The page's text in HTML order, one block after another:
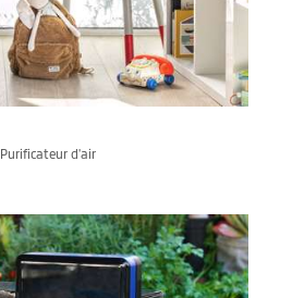
Purificateur d'air